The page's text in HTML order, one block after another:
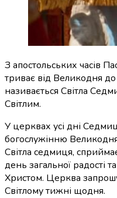
З апостольських часів
триває від Великодня
називається Світла
Світлим.
У церквах усі дні
богослужінню
Світла седмиця,
день загальної радості
Христом. Церква
Світлому тижні щодня.